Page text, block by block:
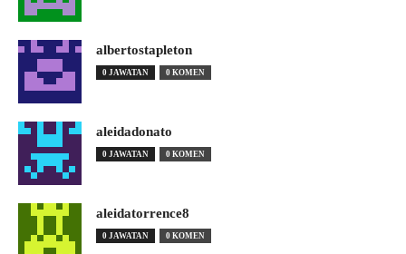
albertostapleton
0 JAWATAN 0 KOMEN
aleidadonato
0 JAWATAN 0 KOMEN
aleidatorrence8
0 JAWATAN 0 KOMEN